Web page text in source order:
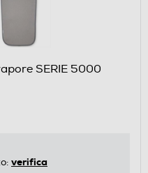
SERIE 5000
verifica